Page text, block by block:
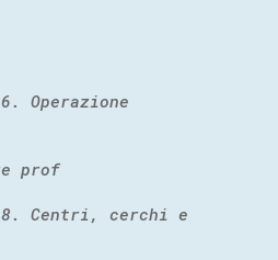
Operazione
prof
Centri, cerchi e